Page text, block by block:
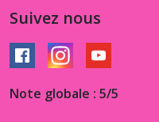
Suivez nous
Note globale : 5/5